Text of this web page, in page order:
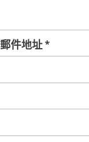
件地址*